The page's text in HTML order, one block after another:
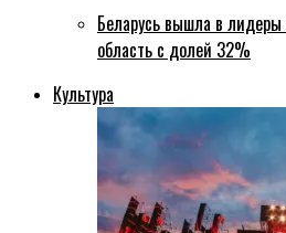
Беларусь вышла в лидеры
область с долей 32%
Культура